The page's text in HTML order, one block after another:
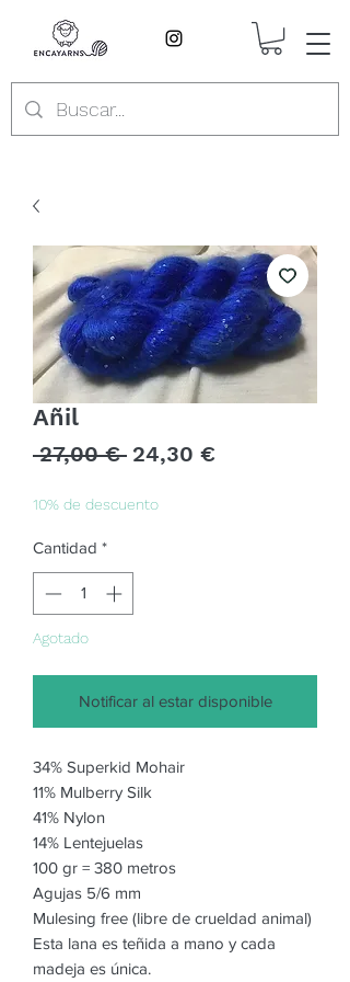
Añil
27,00 € Precio
24,30 €Precio
10% de descuento
Cantidad *
Agotado
Notificar al estar disponible
34% Superkid Mohair
11% Mulberry Silk
41% Nylon
14% Lentejuelas
100 gr = 380 metros
Agujas 5/6 mm
Mulesing free (libre de crueldad animal)
Esta lana es teñida a mano y cada
madeja es única.